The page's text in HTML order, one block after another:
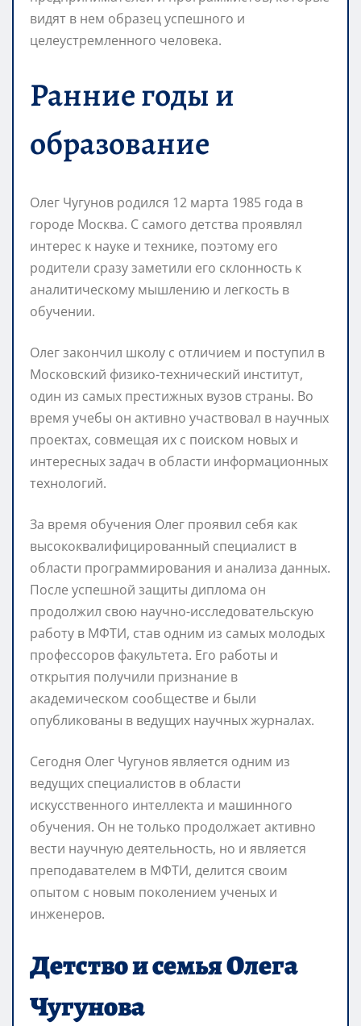
видят в нем образец успешного и
целеустремленного человека.
Ранние годы и
образование
Олег Чугунов родился 12 марта 1985 года в
городе Москва. С самого детства проявлял
интерес к науке и технике, поэтому его
родители сразу заметили его склонность к
аналитическому мышлению и легкость в
обучении.
Олег закончил школу с отличием и поступил в
Московский физико-технический институт,
один из самых престижных вузов страны. Во
время учебы он активно участвовал в научных
проектах, совмещая их с поиском новых и
интересных задач в области информационных
технологий.
За время обучения Олег проявил себя как
высококвалифицированный специалист в
области программирования и анализа данных.
После успешной защиты диплома он
продолжил свою научно-исследовательскую
работу в МФТИ, став одним из самых молодых
профессоров факультета. Его работы и
открытия получили признание в
академическом сообществе и были
опубликованы в ведущих научных журналах.
Сегодня Олег Чугунов является одним из
ведущих специалистов в области
искусственного интеллекта и машинного
обучения. Он не только продолжает активно
вести научную деятельность, но и является
преподавателем в МФТИ, делится своим
опытом с новым поколением ученых и
инженеров.
Детство и семья Олега
Чугунова